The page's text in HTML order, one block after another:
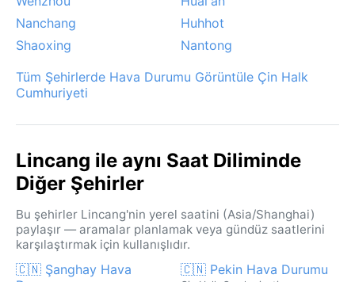
Nanchang
Huhhot
Shaoxing
Nantong
Tüm Şehirlerde Hava Durumu Görüntüle Çin Halk
Cumhuriyeti
Lincang ile aynı Saat Diliminde
Diğer Şehirler
Bu şehirler Lincang'nin yerel saatini (Asia/Shanghai)
paylaşır — aramalar planlamak veya gündüz saatlerini
karşılaştırmak için kullanışlıdır.
🇨🇳 Şanghay Hava
🇨🇳 Pekin Hava Durumu